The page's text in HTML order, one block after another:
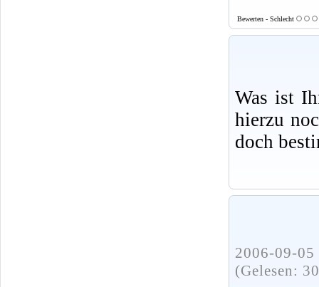
Bewerten - Schlecht
Was ist
hierzu
doch
2006-09-
(Gelesen: